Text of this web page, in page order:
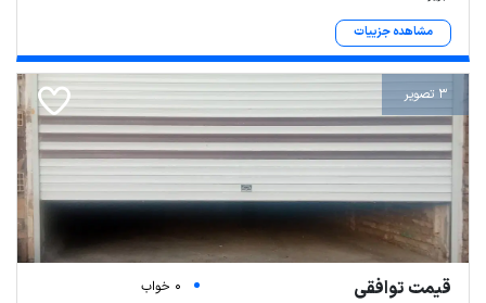
مشاهده جزییات
3 تصویر
قیمت توافقی
0 خواب